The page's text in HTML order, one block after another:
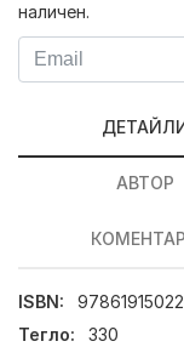
наличен.
АВТОР
ISBN:
Тегло:
330